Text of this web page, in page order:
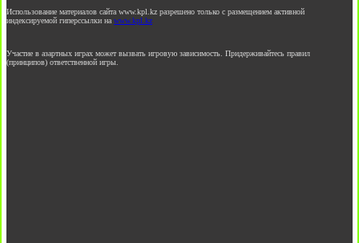
Использование материалов сайта www.kpl.kz разрешено только с размещением активной
индексируемой гиперссылки на www.kpl.kz
Участие в азартных играх может вызвать игровую зависимость. Придерживайтесь правил
(принципов) ответственной игры.